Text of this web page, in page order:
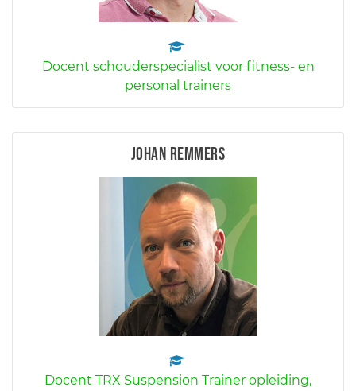
Docent schouderspecialist voor fitness- en
personal trainers
Johan Remmers
Docent TRX Suspension Trainer opleiding,